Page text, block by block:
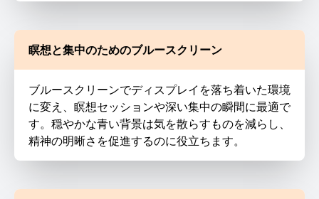
瞑想と集中のためのブルースクリーン
ブルースクリーンでディスプレイを落ち着いた環境
に変え、瞑想セッションや深い集中の瞬間に最適で
す。穏やかな青い背景は気を散らすものを減らし、
精神の明晰さを促進するのに役立ちます。